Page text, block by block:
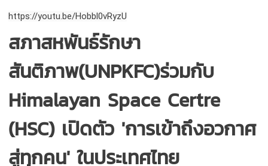
https://youtu.be/Hobbl0vRyzU
สภาสหพันธ์รักษา
สันติภาพ(UNPKFC)ร่วมกับ
Himalayan Space Certre
(HSC) เปิดตัว 'การเข้าถึงอวกาศ
สู่ทุกคน' ในประเทศไทย